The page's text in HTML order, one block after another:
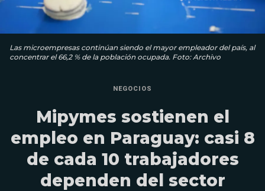
Las microempresas continúan siendo el mayor empleador del país, al
concentrar el 66,2 % de la población ocupada. Foto: Archivo
NEGOCIOS
Mipymes sostienen el
empleo en Paraguay: casi 8
de cada 10 trabajadores
dependen del sector